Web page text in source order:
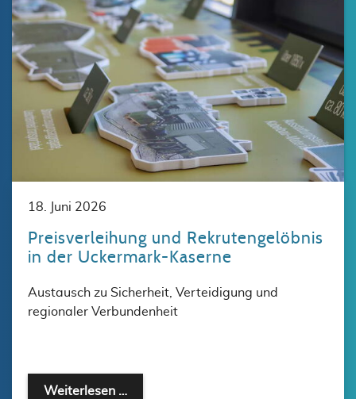
18. Juni 2026
Preisverleihung und Rekrutengelöbnis
in der Uckermark-Kaserne
Austausch zu Sicherheit, Verteidigung und
regionaler Verbundenheit
Weiterlesen …